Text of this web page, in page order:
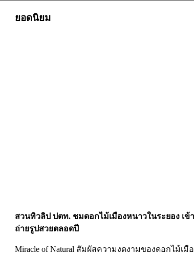
ยอดนิยม
สวนทิวลิป ปตท. ชมดอกไม้เมืองหนาวในระยอง เข้
ถ่ายรูปสวยตลอดปี
Miracle of Natural สัมผัสความงดงามของดอกไม้เมื